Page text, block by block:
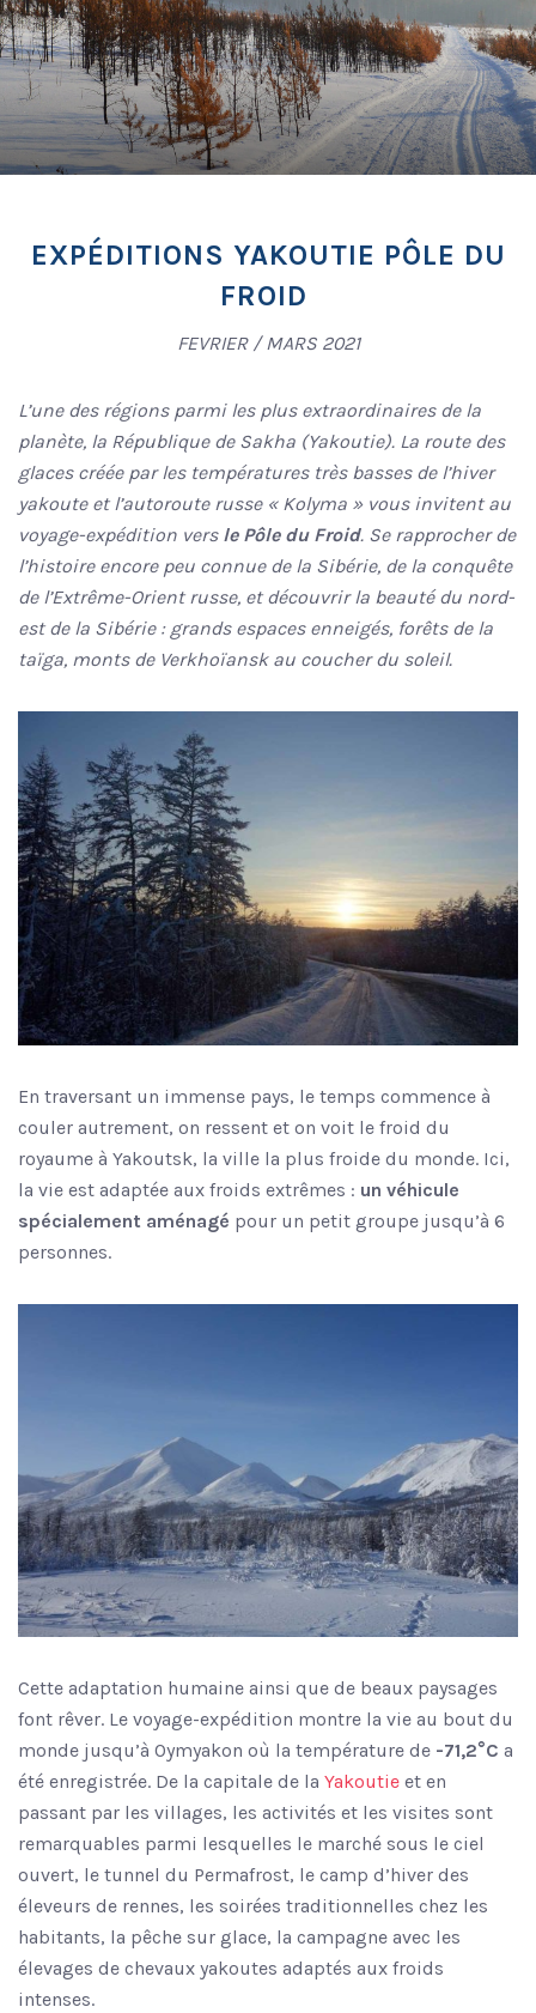
EXPÉDITIONS YAKOUTIE PÔLE DU
FROID
FEVRIER / MARS 2021
L’une des régions parmi les plus extraordinaires de la
planète, la République de Sakha (Yakoutie). La route des
glaces créée par les températures très basses de l’hiver
yakoute et l’autoroute russe « Kolyma » vous invitent au
voyage-expédition vers le Pôle du Froid. Se rapprocher de
l’histoire encore peu connue de la Sibérie, de la conquête
de l’Extrême-Orient russe, et découvrir la beauté du nord-
est de la Sibérie : grands espaces enneigés, forêts de la
taïga, monts de Verkhoïansk au coucher du soleil.
En traversant un immense pays, le temps commence à
couler autrement, on ressent et on voit le froid du
royaume à Yakoutsk, la ville la plus froide du monde. Ici,
la vie est adaptée aux froids extrêmes : un véhicule
spécialement aménagé pour un petit groupe jusqu’à 6
personnes.
Cette adaptation humaine ainsi que de beaux paysages
font rêver. Le voyage-expédition montre la vie au bout du
monde jusqu’à Oymyakon où la température de -71,2°C a
été enregistrée. De la capitale de la Yakoutie et en
passant par les villages, les activités et les visites sont
remarquables parmi lesquelles le marché sous le ciel
ouvert, le tunnel du Permafrost, le camp d’hiver des
éleveurs de rennes, les soirées traditionnelles chez les
habitants, la pêche sur glace, la campagne avec les
élevages de chevaux yakoutes adaptés aux froids
intenses.